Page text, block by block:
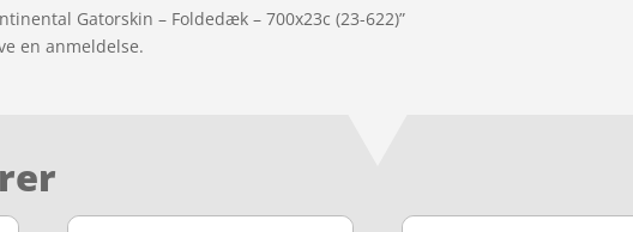
Gatorskin – Foldedæk – 700x23c (23-622)”
en anmeldelse.